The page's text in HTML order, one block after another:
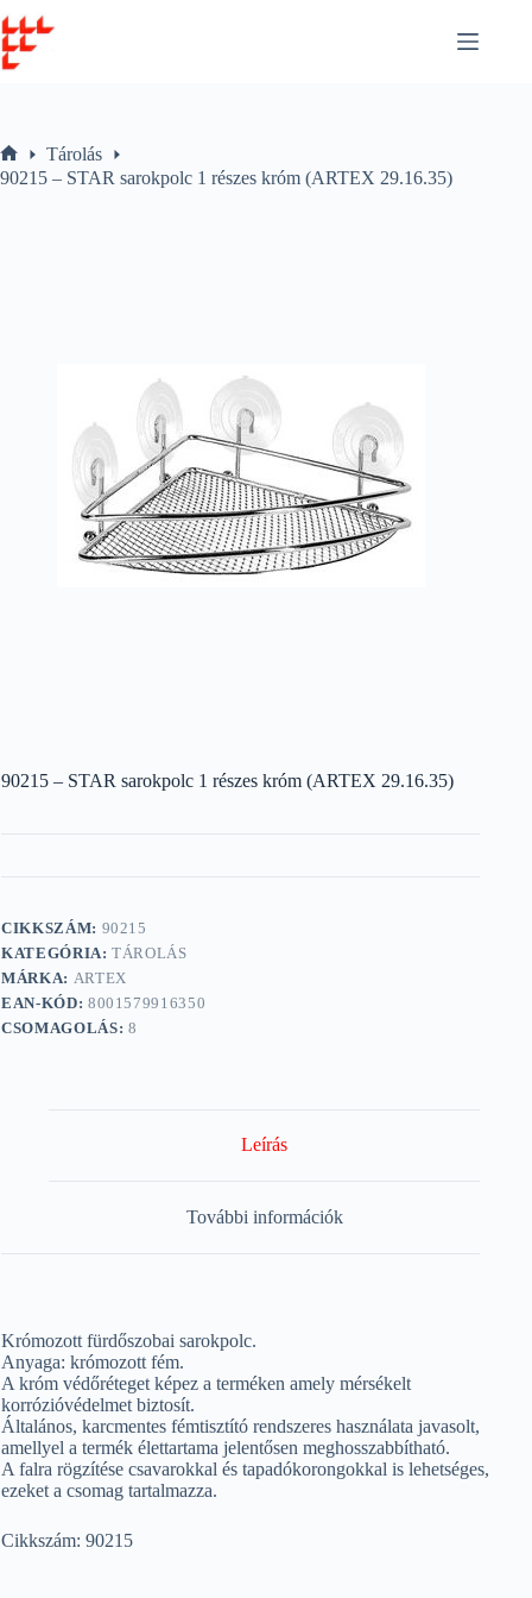
to
content
Home
Tárolás
90215 – STAR sarokpolc 1 részes króm (ARTEX 29.16.35)
90215 – STAR sarokpolc 1 részes króm (ARTEX 29.16.35)
CIKKSZÁM: 90215
KATEGÓRIA:TÁROLÁS
MÁRKA: ARTEX
EAN-KÓD: 8001579916350
CSOMAGOLÁS: 8
Leírás
További információk
Krómozott fürdőszobai sarokpolc.
Anyaga: krómozott fém.
A króm védőréteget képez a terméken amely mérsékelt
korrózióvédelmet biztosít.
Általános, karcmentes fémtisztító rendszeres használata javasolt,
amellyel a termék élettartama jelentősen meghosszabbítható.
A falra rögzítése csavarokkal és tapadókorongokkal is lehetséges,
ezeket a csomag tartalmazza.
Cikkszám: 90215